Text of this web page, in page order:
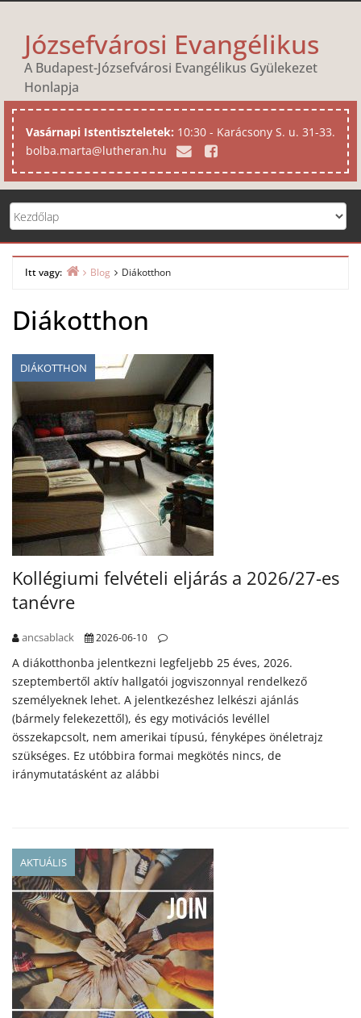
contentJózsefvárosi Evangélikus
A Budapest-Józsefvárosi Evangélikus Gyülekezet
Honlapja
Vasárnapi Istentiszteletek: 10:30 - Karácsony S. u. 31-33.
bolba.marta@lutheran.hu
Itt vagy:
Blog Diákotthon
Diákotthon
DIÁKOTTHON
Kollégiumi felvételi eljárás a 2026/27-es
tanévre
ancsablack 2026-06-10
A diákotthonba jelentkezni legfeljebb 25 éves, 2026.
szeptembertől aktív hallgatói jogviszonnyal rendelkező
személyeknek lehet. A jelentkezéshez lelkészi ajánlás
(bármely felekezettől), és egy motivációs levéllel
összekapcsolt, nem amerikai típusú, fényképes önéletrajz
szükséges. Ez utóbbira formai megkötés nincs, de
iránymutatásként az alábbi
AKTUÁLIS